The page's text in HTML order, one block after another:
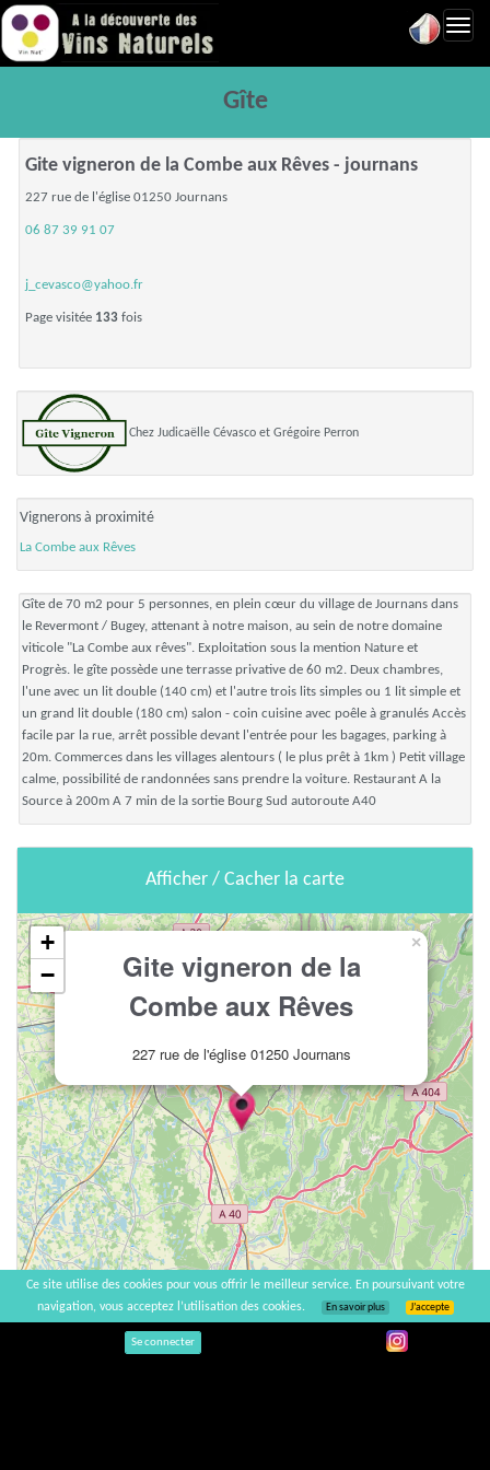
Gîte
Gite vigneron de la Combe aux Rêves - journans
227 rue de l'église 01250 Journans
06 87 39 91 07
j_cevasco@yahoo.fr
Page visitée 133 fois
Chez Judicaëlle Cévasco et Grégoire Perron
Vignerons à proximité
La Combe aux Rêves
Gîte de 70 m2 pour 5 personnes, en plein cœur du village de Journans dans
le Revermont / Bugey, attenant à notre maison, au sein de notre domaine
viticole "La Combe aux rêves". Exploitation sous la mention Nature et
Progrès. le gîte possède une terrasse privative de 60 m2. Deux chambres,
l'une avec un lit double (140 cm) et l'autre trois lits simples ou 1 lit simple et
un grand lit double (180 cm) salon - coin cuisine avec poêle à granulés Accès
facile par la rue, arrêt possible devant l'entrée pour les bagages, parking à
20m. Commerces dans les villages alentours ( le plus prêt à 1km ) Petit village
calme, possibilité de randonnées sans prendre la voiture. Restaurant A la
Source à 200m A 7 min de la sortie Bourg Sud autoroute A40
Afficher / Cacher la carte
Gite vigneron de la
Combe aux Rêves
227 rue de l'église 01250 Journans
×
+
−
OpenStreetMap
Se connecter
Ce site utilise des cookies pour vous offrir le meilleur service. En poursuivant votre
navigation, vous acceptez l’utilisation des cookies.
En savoir plus J’accepte